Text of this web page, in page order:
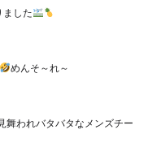
ました
めんそ～れ～
舞われバタバタなメンズチー